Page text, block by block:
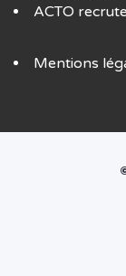
ACTO
Mentions